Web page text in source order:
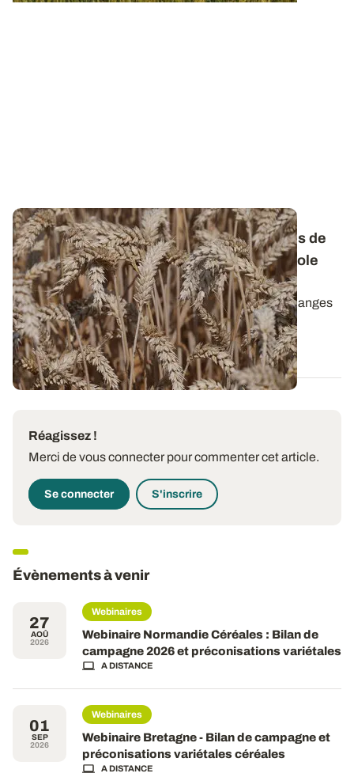
Résultats d’enquête - La part des mélanges de
variétés de blé tendre en hausse dans la sole
française
De plus en plus d’agriculteurs ont recours à des mélanges
de variétés au sein d’une même...
10 MARS 2022
Réagissez !
Merci de vous connecter pour commenter cet article.
Se connecter S'inscrire
Évènements à venir
27
AOÛ
2026
Webinaires
Webinaire Normandie Céréales : Bilan de
campagne 2026 et préconisations variétales
A DISTANCE
01
SEP
2026
Webinaires
Webinaire Bretagne - Bilan de campagne et
préconisations variétales céréales
A DISTANCE